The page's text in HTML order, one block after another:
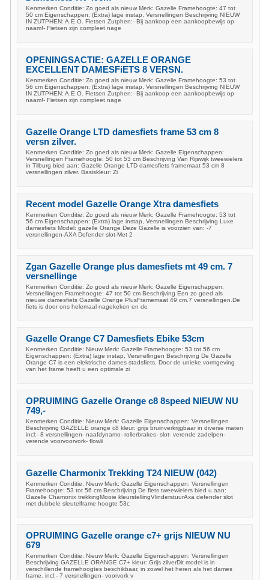
Kenmerken Conditie: Zo goed als nieuw Merk: Gazelle Framehoogte: 47 tot
50 cm Eigenschappen: (Extra) lage instap, Versnellingen Beschrijving NIEUW
IN ZUTPHEN: A.E.O. Fietsen Zutphen:- Bij aankoop een aankoopbewijs op
naam!- Fietsen zijn compleet nage
OPENINGSACTIE: GAZELLE ORANGE
EXCELLENT DAMESFiETS 8 VERSN.
Kenmerken Conditie: Zo goed als nieuw Merk: Gazelle Framehoogte: 53 tot
56 cm Eigenschappen: (Extra) lage instap, Versnellingen Beschrijving NIEUW
IN ZUTPHEN: A.E.O. Fietsen Zutphen:- Bij aankoop een aankoopbewijs op
naam!- Fietsen zijn compleet nage
Gazelle Orange LTD damesfiets frame 53 cm 8
versn zilver.
Kenmerken Conditie: Zo goed als nieuw Merk: Gazelle Eigenschappen:
Versnellingen Framehoogte: 50 tot 53 cm Beschrijving Van Rijswijk tweewielers
in Tilburg bied aan: Gazelle Orange LTD damesfiets framemaat 53 cm 8
versnellingen zilver. Basiskleur: Zi
Recent model Gazelle Orange Xtra damesfiets
Kenmerken Conditie: Zo goed als nieuw Merk: Gazelle Framehoogte: 53 tot
56 cm Eigenschappen: (Extra) lage instap, Versnellingen Beschrijving Luxe
damesfiets Model: gazelle Orange Deze Gazelle is voorzien van: -7
versnellingen-AXA Defender slot-Met 2
Zgan Gazelle Orange plus damesfiets mt 49 cm. 7
versnellinge
Kenmerken Conditie: Zo goed als nieuw Merk: Gazelle Eigenschappen:
Versnellingen Framehoogte: 47 tot 50 cm Beschrijving Een zo goed als
nieuwe damesfiets Gazelle Orange PlusFramemaat 49 cm.7 versnellingen.De
fiets is door ons helemaal nagekeken en de
Gazelle Orange C7 Damesfiets Ebike 53cm
Kenmerken Conditie: Nieuw Merk: Gazelle Framehoogte: 53 tot 56 cm
Eigenschappen: (Extra) lage instap, Versnellingen Beschrijving De Gazelle
Orange C7 is een elektrische dames stadsfiets. Door de unieke vormgeving
van het frame heeft u een optimale zi
OPRUIMING Gazelle Orange c8 8speed NIEUW NU
749,-
Kenmerken Conditie: Nieuw Merk: Gazelle Eigenschappen: Versnellingen
Beschrijving GAZELLE orange c8 kleur: grijs bruinverkrijgbaar in diverse maten
incl:- 8 versnellingen- naafdynamo- rollerbrakes- slot- verende zadelpen-
verende voorvoorvork- flowli
Gazelle Charmonix Trekking T24 NIEUW (042)
Kenmerken Conditie: Nieuw Merk: Gazelle Eigenschappen: Versnellingen
Framehoogte: 53 tot 56 cm Beschrijving De fiets tweewielers bied u aan:
Gazelle Chamonix trekkingMooie kleurstellingVlinderstuurAxa defender slot
met dubbele sleutelframe hoogte 53c
OPRUIMING Gazelle orange c7+ grijs NIEUW NU
679
Kenmerken Conditie: Nieuw Merk: Gazelle Eigenschappen: Versnellingen
Beschrijving GAZELLE ORANGE C7+ kleur: Grijs zilverDit model is in
verschillende framehoogtes beschikbaar, in zowel het heren als het dames
frame. incl:- 7 versnellingen- voorvork v